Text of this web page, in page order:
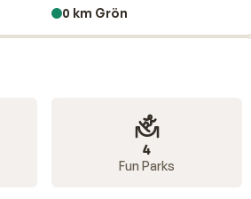
0 km Grön
4
Fun Parks